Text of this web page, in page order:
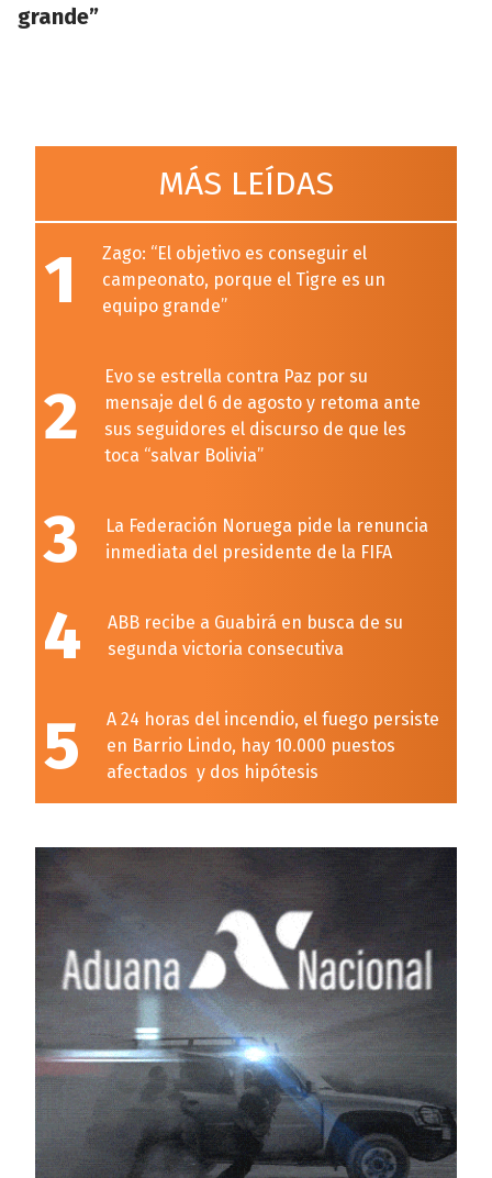
grande”
MÁS LEÍDAS
1
Zago: “El objetivo es conseguir el
campeonato, porque el Tigre es un
equipo grande”
2
Evo se estrella contra Paz por su
mensaje del 6 de agosto y retoma ante
sus seguidores el discurso de que les
toca “salvar Bolivia”
3
La Federación Noruega pide la renuncia
inmediata del presidente de la FIFA
4
ABB recibe a Guabirá en busca de su
segunda victoria consecutiva
5
A 24 horas del incendio, el fuego persiste
en Barrio Lindo, hay 10.000 puestos
afectados y dos hipótesis